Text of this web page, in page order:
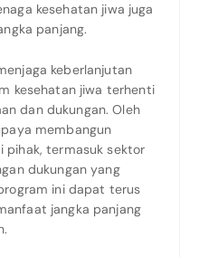
kesehatan jiwa juga
panjang.
keberlanjutan
kesehatan jiwa terhenti
dan dukungan. Oleh
membangun
pihak, termasuk sektor
dukungan yang
ini dapat terus
jangka panjang